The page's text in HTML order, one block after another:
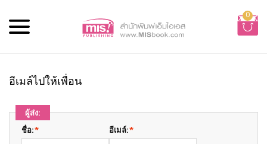
0
อีเมล์ไปให้เพื่อน
ผู้ส่ง:
*
ชื่อ: *
อีเมล์: